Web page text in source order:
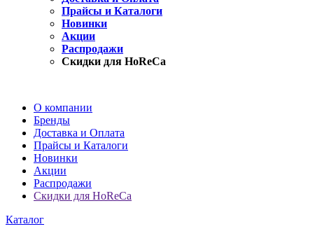
Прайсы и Каталоги
Новинки
Акции
Распродажи
Скидки для HoReCa
О компании
Бренды
Доставка и Оплата
Прайсы и Каталоги
Новинки
Акции
Распродажи
Скидки для HoReCa
Каталог